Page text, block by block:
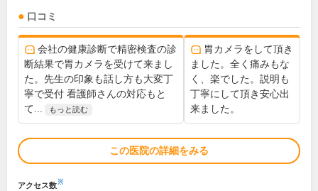
口コミ
会社の健康診断で精密検査の診
断結果で胃カメラを受けて来まし
た。先生の印象も話し方も大変丁
寧で受付 看護師さんの対応もと
て...
もっと読む
胃カメラをして頂き
ました。全く痛みもな
く、楽でした。説明も
丁寧にして頂き安心出
来ました。
この医院の詳細をみる
アクセス数※